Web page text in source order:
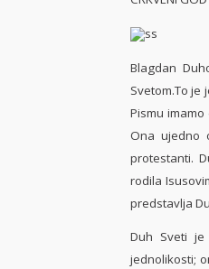
Blagdan
Svetom.To je
Pismu
Ona ujedno
protestanti.
rodila
predstavlja
Duh Sveti
jednolikosti;